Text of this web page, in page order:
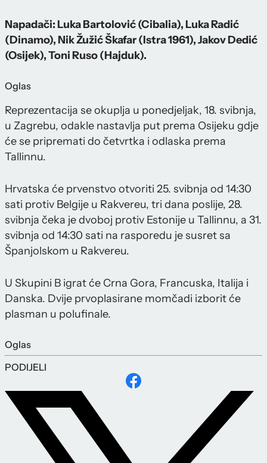
Napadači: Luka Bartolović (Cibalia), Luka Radić
(Dinamo), Nik Žužić Škafar (Istra 1961), Jakov Dedić
(Osijek), Toni Ruso (Hajduk).
Oglas
Reprezentacija se okuplja u ponedjeljak, 18. svibnja,
u Zagrebu, odakle nastavlja put prema Osijeku gdje
će se pripremati do četvrtka i odlaska prema
Tallinnu.
Hrvatska će prvenstvo otvoriti 25. svibnja od 14:30
sati protiv Belgije u Rakvereu, tri dana poslije, 28.
svibnja čeka je dvoboj protiv Estonije u Tallinnu, a 31.
svibnja od 14:30 sati na rasporedu je susret sa
Španjolskom u Rakvereu.
U Skupini B igrat će Crna Gora, Francuska, Italija i
Danska. Dvije prvoplasirane momčadi izborit će
plasman u polufinale.
Oglas
PODIJELI